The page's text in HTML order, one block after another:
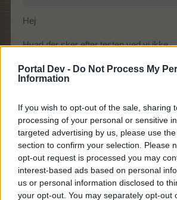
Portal Dev - Do Not Process My
Information
If you wish to opt-out of the sale, sharing
processing of your personal or sensitive
targeted advertising by us, please use
section to confirm your selection. Please
opt-out request is processed you may
interest-based ads based on personal
us or personal information disclosed to
your opt-out. You may separately opt-out
Hej
Hvad der sker efter testen ved vi
evt. at ændre må vi vente og se.....
deepchord
Junior ekspert
Jeg vil egentlig blot udtrykke tilfredshed
spiludbyderne forstår, at Renzos
mange spillere. Godt at se eventen